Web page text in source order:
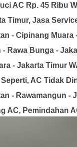
AC Rp. 45 Ribu
Timur, Jasa
- Cipinang
Rawa Bunga -
- Jakarta Timur
AC Tidak
- Rawamangun -
AC, Pemindahan